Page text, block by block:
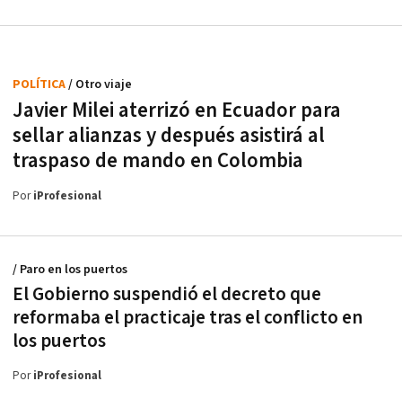
Javier Milei aterrizó en Ecuador para
sellar alianzas y después asistirá al
traspaso de mando en Colombia
POLÍTICA/ Otro viaje
PoriProfesional
El Gobierno suspendió el decreto que
reformaba el practicaje tras el conflicto en
los puertos
/ Paro en los puertos
PoriProfesional